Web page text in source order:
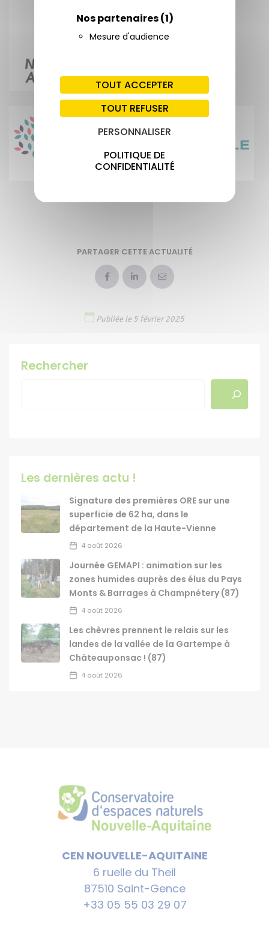
Nos partenaires(1)
Mesure d'audience
TOUT ACCEPTER
TOUT REFUSER
PERSONNALISER
POLITIQUE DE
CONFIDENTIALITÉ
PARTAGER CETTE ACTUALITÉ
Publiée le 5 février 2025
Rechercher
Les dernières actu !
Signature des premières ORE sur une
superficie de 62 ha, dans le
département de la Haute-Vienne
4 août 2026
Journée GEMAPI : animation sur les
zones humides auprès des élus du Pays
Monts & Barrages à Champnétery (87)
4 août 2026
Les chèvres prennent le relais sur les
landes de la vallée de la Gartempe à
Châteauponsac ! (87)
4 août 2026
CEN NOUVELLE-AQUITAINE
6 ruelle du Theil
87510 Saint-Gence
+33 05 55 03 29 07